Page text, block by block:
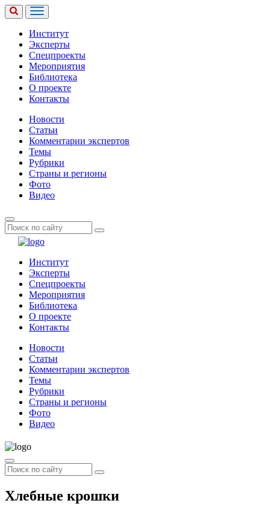
Институт
Эксперты
Спецпроекты
Мероприятия
Библиотека
О проекте
Контакты
Новости
Статьи
Комментарии экспертов
Темы
Рубрики
Страны и регионы
Фото
Видео
Институт
Эксперты
Спецпроекты
Мероприятия
Библиотека
О проекте
Контакты
Новости
Статьи
Комментарии экспертов
Темы
Рубрики
Страны и регионы
Фото
Видео
Хлебные крошки